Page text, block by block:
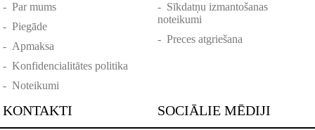
-Par mums
-Piegāde
- Apmaksa
-Konfidencialitātes politika
-Noteikumi
- Sīkdatņu izmantošanas
noteikumi
- Preces atgriešana
KONTAKTI SOCIĀLIE MĒDIJI